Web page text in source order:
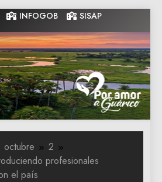
INFOGOB SISAP
Gobernacion
de Guarico
Gobernacion de Guarico
octubre
2
profesionales
el país